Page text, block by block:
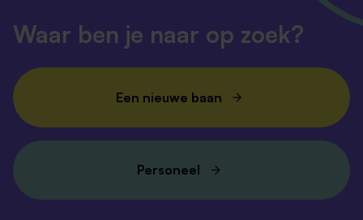
Waar ben je naar op zoek?
Een nieuwe baan
Personeel